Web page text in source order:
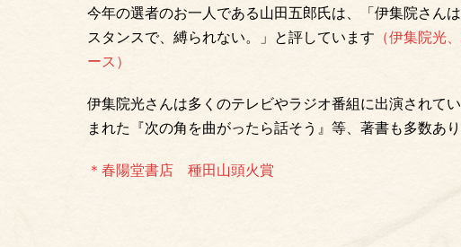
今年の選者のお一人である山田五郎氏は、「伊集院さん
スタンスで、縛られない。」と評しています （伊集院光
ース）
伊集院光さんは多くのテレビやラジオ番組に出演されて
まれた『次の角を曲がったら話そう』等、著書も多数あり
＊春陽堂書店 種田山頭火賞